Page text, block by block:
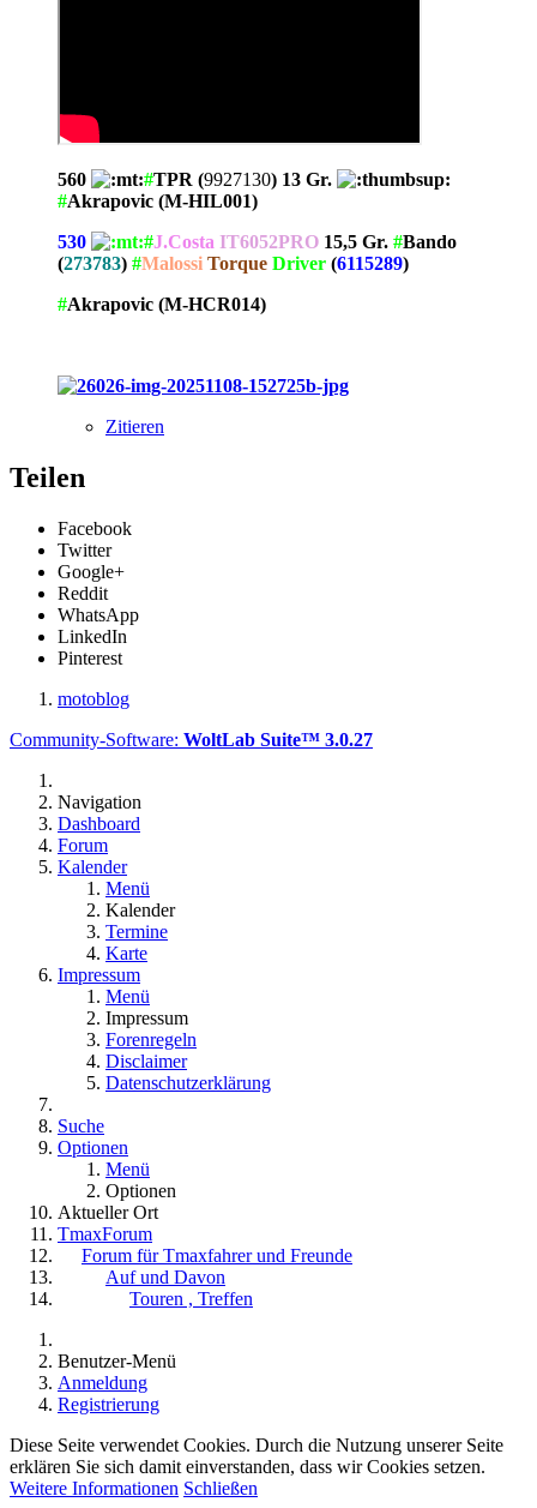
560 #TPR (9927130) 13 Gr.
#Akrapovic (M-HIL001)
530
#J.Costa IT6052PRO 15,5 Gr. #Bando
(273783) #Malossi Torque Driver (6115289)
#Akrapovic (M-HCR014)
Zitieren
Teilen
Facebook
Twitter
Google+
Reddit
WhatsApp
LinkedIn
Pinterest
motoblog
Community-Software: WoltLab Suite™ 3.0.27
Navigation
Dashboard
Forum
Kalender
Menü
Kalender
Termine
Karte
Impressum
Menü
Impressum
Forenregeln
Disclaimer
Datenschutzerklärung
Suche
Optionen
Menü
Optionen
Aktueller Ort
TmaxForum
Forum für Tmaxfahrer und Freunde
Auf und Davon
Touren , Treffen
Benutzer-Menü
Anmeldung
Registrierung
Diese Seite verwendet Cookies. Durch die Nutzung unserer Seite
erklären Sie sich damit einverstanden, dass wir Cookies setzen.
Weitere Informationen Schließen